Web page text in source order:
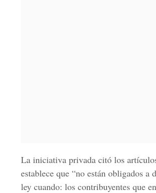
La iniciativa privada citó los
establece que “no están obligados
ley cuando: los contribuyentes que